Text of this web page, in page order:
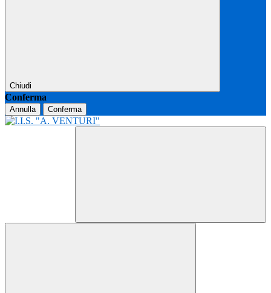
Chiudi
Conferma
Annulla Conferma